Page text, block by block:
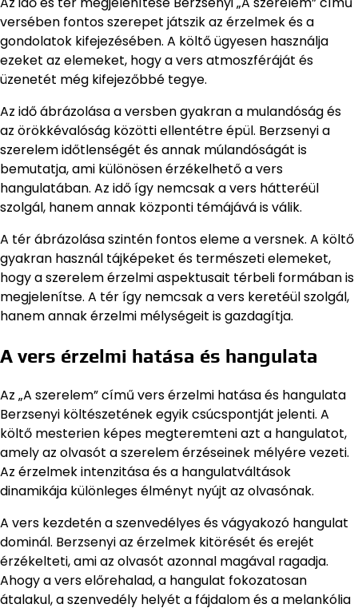
versében fontos szerepet játszik az érzelmek és a
gondolatok kifejezésében. A költő ügyesen használja
ezeket az elemeket, hogy a vers atmoszféráját és
üzenetét még kifejezőbbé tegye.
Az idő ábrázolása a versben gyakran a mulandóság és
az örökkévalóság közötti ellentétre épül. Berzsenyi a
szerelem időtlenségét és annak múlandóságát is
bemutatja, ami különösen érzékelhető a vers
hangulatában. Az idő így nemcsak a vers hátteréül
szolgál, hanem annak központi témájává is válik.
A tér ábrázolása szintén fontos eleme a versnek. A költő
gyakran használ tájképeket és természeti elemeket,
hogy a szerelem érzelmi aspektusait térbeli formában is
megjelenítse. A tér így nemcsak a vers keretéül szolgál,
hanem annak érzelmi mélységeit is gazdagítja.
A vers érzelmi hatása és hangulata
Az „A szerelem” című vers érzelmi hatása és hangulata
Berzsenyi költészetének egyik csúcspontját jelenti. A
költő mesterien képes megteremteni azt a hangulatot,
amely az olvasót a szerelem érzéseinek mélyére vezeti.
Az érzelmek intenzitása és a hangulatváltások
dinamikája különleges élményt nyújt az olvasónak.
A vers kezdetén a szenvedélyes és vágyakozó hangulat
dominál. Berzsenyi az érzelmek kitörését és erejét
érzékelteti, ami az olvasót azonnal magával ragadja.
Ahogy a vers előrehalad, a hangulat fokozatosan
átalakul, a szenvedély helyét a fájdalom és a melankólia